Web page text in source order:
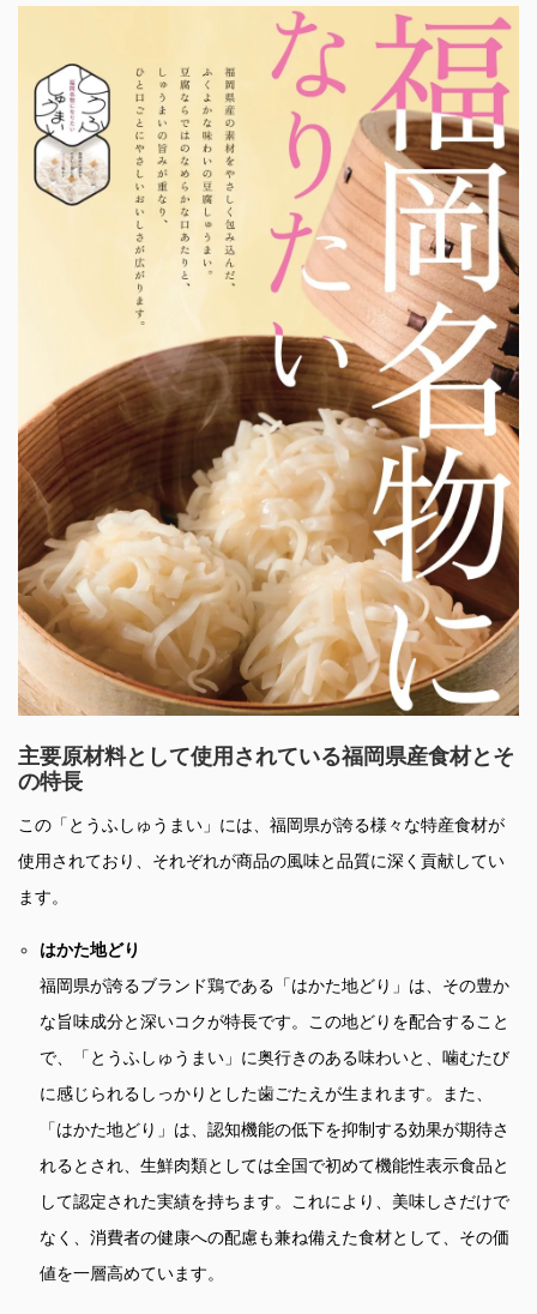
主要原材料として使用されている福岡県産食材とそ
の特長
この「とうふしゅうまい」には、福岡県が誇る様々な特産食材が
使用されており、それぞれが商品の風味と品質に深く貢献してい
ます。
はかた地どり
福岡県が誇るブランド鶏である「はかた地どり」は、その豊か
な旨味成分と深いコクが特長です。この地どりを配合すること
で、「とうふしゅうまい」に奥行きのある味わいと、噛むたび
に感じられるしっかりとした歯ごたえが生まれます。また、
「はかた地どり」は、認知機能の低下を抑制する効果が期待さ
れるとされ、生鮮肉類としては全国で初めて機能性表示食品と
して認定された実績を持ちます。これにより、美味しさだけで
なく、消費者の健康への配慮も兼ね備えた食材として、その価
値を一層高めています。